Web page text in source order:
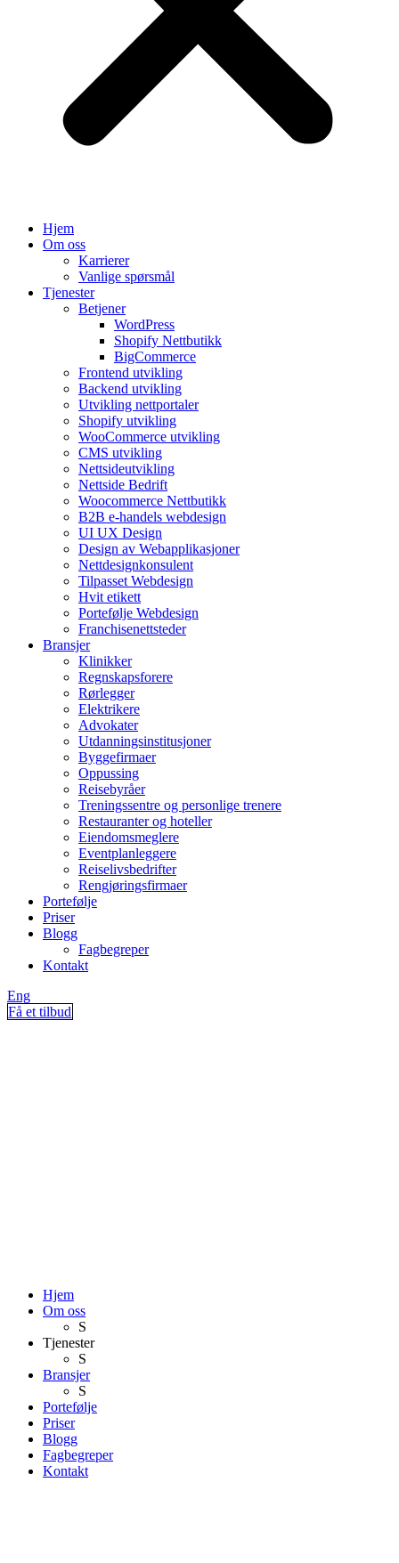
Hjem
Om oss
Karrierer
Vanlige spørsmål
Tjenester
Betjener
WordPress
Shopify Nettbutikk
BigCommerce
Frontend utvikling
Backend utvikling
Utvikling nettportaler
Shopify utvikling
WooCommerce utvikling
CMS utvikling
Nettsideutvikling
Nettside Bedrift
Woocommerce Nettbutikk
B2B e-handels webdesign
UI UX Design
Design av Webapplikasjoner
Nettdesignkonsulent
Tilpasset Webdesign
Hvit etikett
Portefølje Webdesign
Franchisenettsteder
Bransjer
Klinikker
Regnskapsforere
Rørlegger
Elektrikere
Advokater
Utdanningsinstitusjoner
Byggefirmaer
Oppussing
Reisebyråer
Treningssentre og personlige trenere
Restauranter og hoteller
Eiendomsmeglere
Eventplanleggere
Reiselivsbedrifter
Rengjøringsfirmaer
Portefølje
Priser
Blogg
Fagbegreper
Kontakt
Eng
Få et tilbud
Hjem
Om oss
S
Tjenester
S
Bransjer
S
Portefølje
Priser
Blogg
Fagbegreper
Kontakt